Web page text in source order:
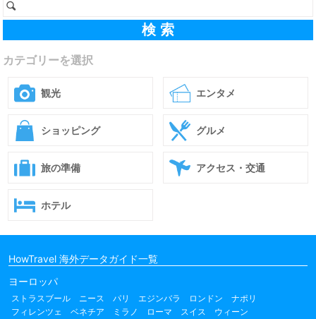
カテゴリーを選択
観光 エンタメ
ショッピング グルメ
旅の準備 アクセス・交通
ホテル
HowTravel 海外データガイド一覧
ヨーロッパ
ストラスブール ニース パリ エジンバラ ロンドン
ナポリ
フィレンツェ
ベネチア ミラノ ローマ スイス
ウィーン